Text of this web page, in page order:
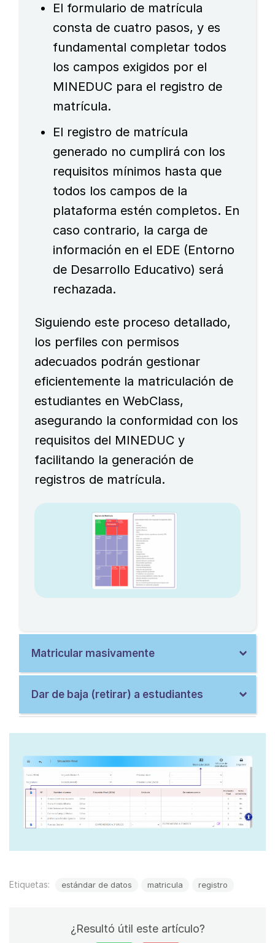
El formulario de matrícula
consta de cuatro pasos, y es
fundamental completar todos
los campos exigidos por el
MINEDUC para el registro de
matrícula.
El registro de matrícula
generado no cumplirá con los
requisitos mínimos hasta que
todos los campos de la
plataforma estén completos. En
caso contrario, la carga de
información en el EDE (Entorno
de Desarrollo Educativo) será
rechazada.
Siguiendo este proceso detallado,
los perfiles con permisos
adecuados podrán gestionar
eficientemente la matriculación de
estudiantes en WebClass,
asegurando la conformidad con los
requisitos del MINEDUC y
facilitando la generación de
registros de matrícula.
Matricular masivamente
Dar de baja (retirar) a estudiantes
Etiquetas: estándar de datos matricula registro
¿Resultó útil este artículo?